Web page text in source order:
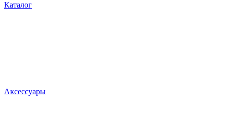
Каталог
Аксессуары